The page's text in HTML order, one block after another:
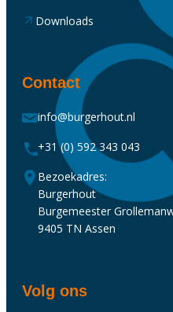
Downloads
Contact
info@burgerhout.nl
+31 (0) 592 343 043
Bezoekadres:
Burgerhout
Burgemeester
9405 TN Assen
Volg ons